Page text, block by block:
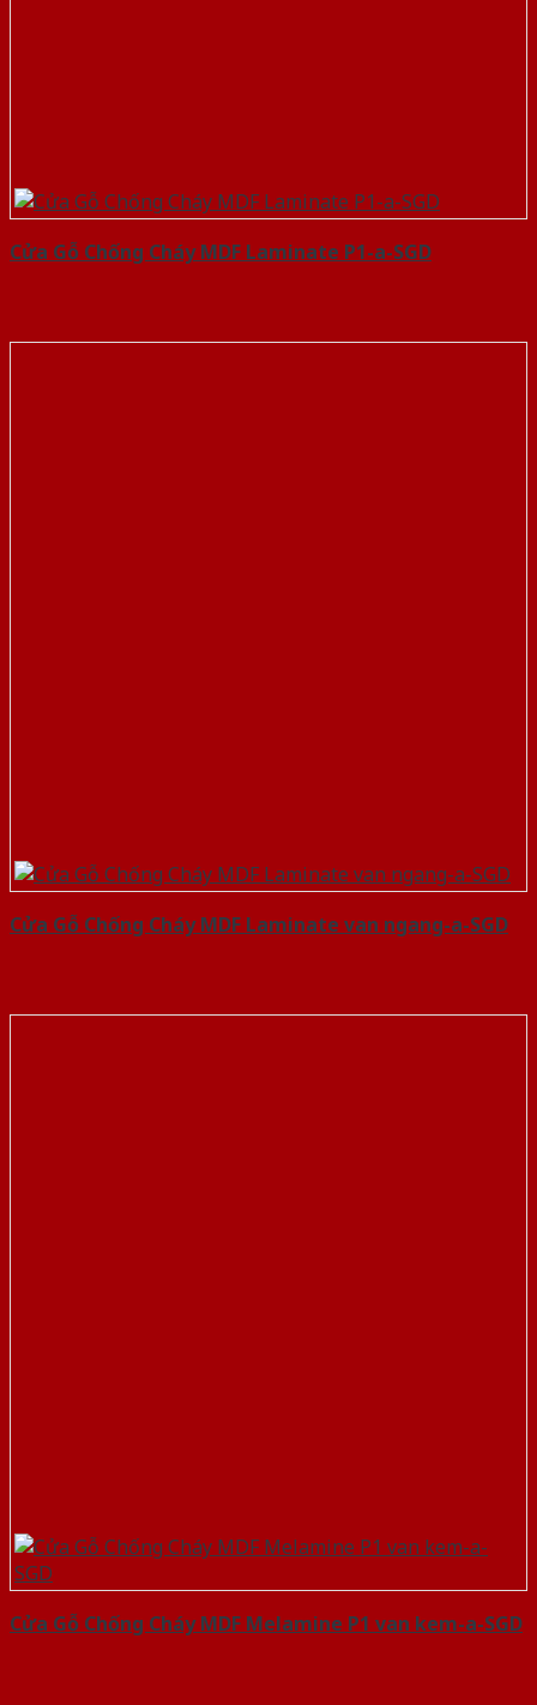
Cửa Gỗ Chống Cháy MDF Laminate P1-a-SGD
Cửa Gỗ Chống Cháy MDF Laminate van ngang-a-SGD
Cửa Gỗ Chống Cháy MDF Melamine P1 van kem-a-SGD